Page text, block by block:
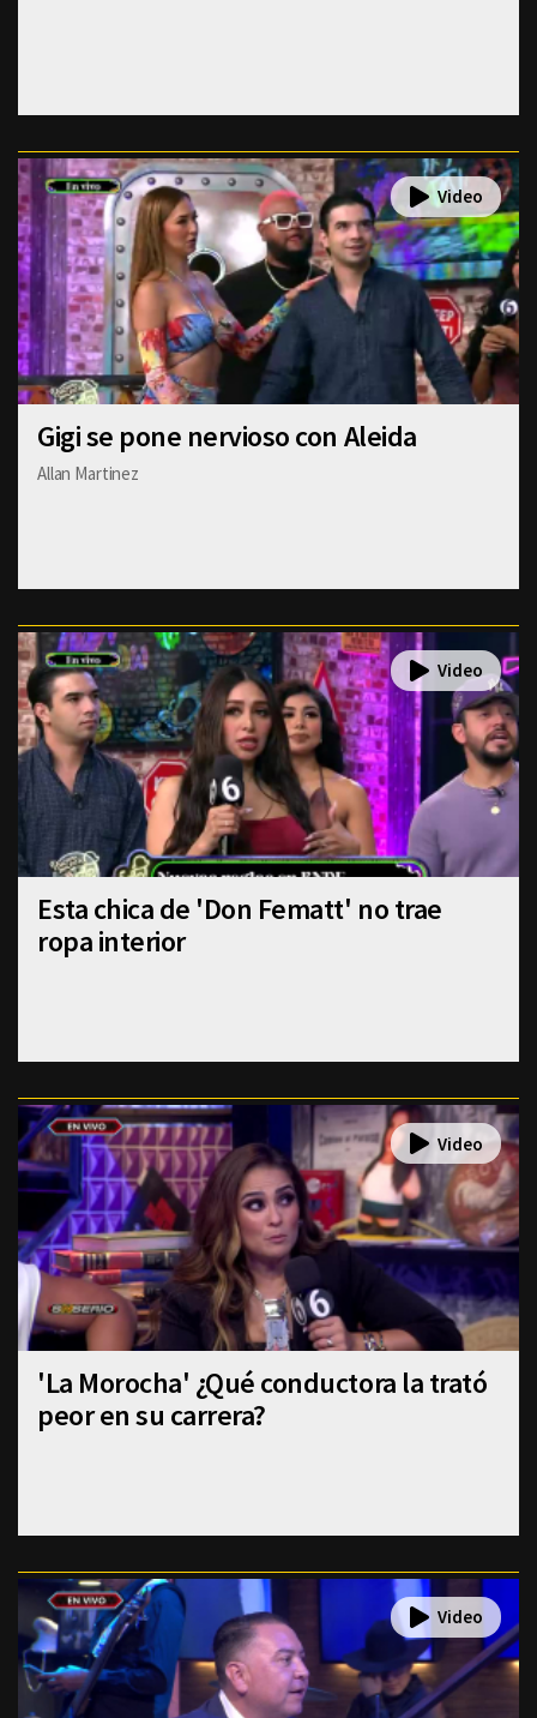
Gigi se pone nervioso con Aleida
Allan Martinez
Esta chica de 'Don Fematt' no trae
ropa interior
'La Morocha' ¿Qué conductora la trató
peor en su carrera?